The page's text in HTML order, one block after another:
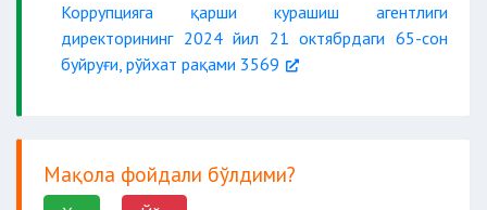
Коррупцияга қарши курашиш агентлиги
директорининг 2024 йил 21 октябрдаги 65-сон
буйруғи, рўйхат рақами 3569
Мақола фойдали бўлдими?